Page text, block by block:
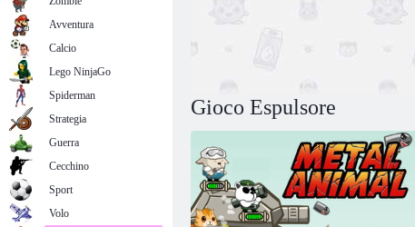
Gioco Espulsore
Avventura
Calcio
Lego NinjaGo
Spiderman
Strategia
Guerra
Cecchino
Sport
Volo